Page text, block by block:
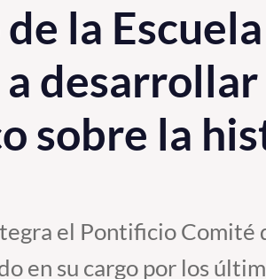
la
sobre la
el Pontificio
en su cargo por los